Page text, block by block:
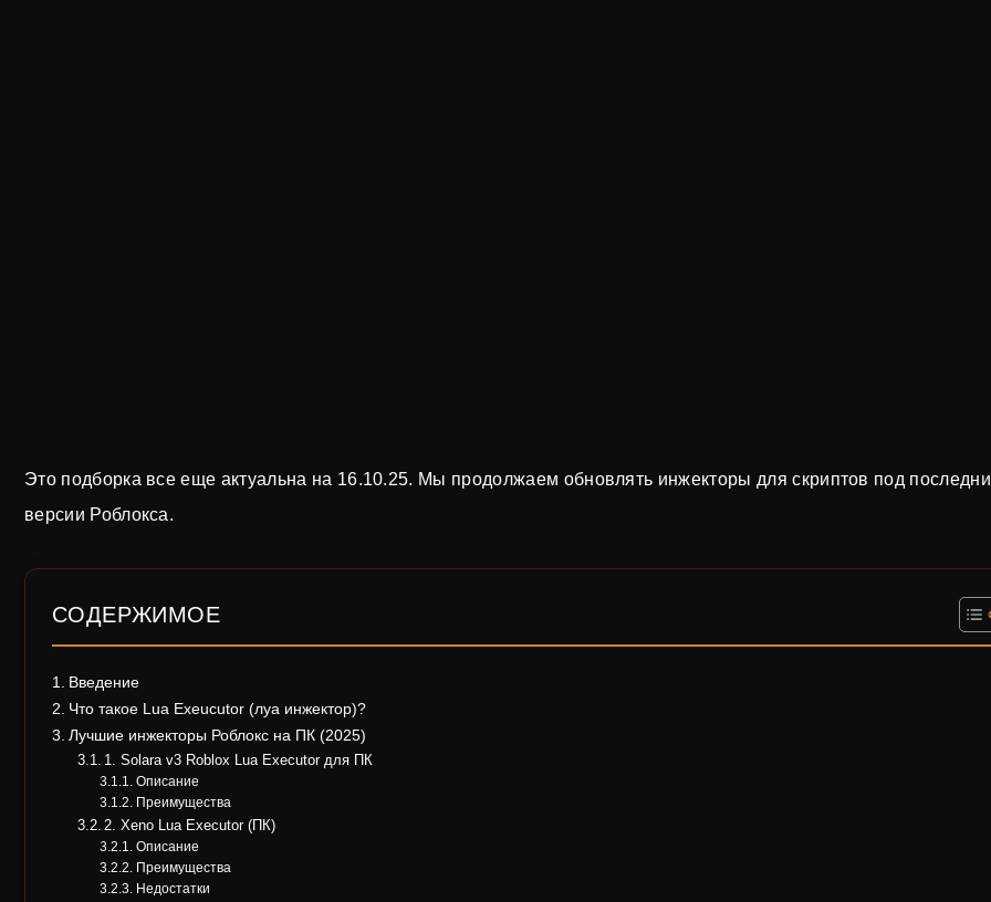
Это подборка все еще актуальна на 16.10.25. Мы продолжаем обновлять инжекторы для скриптов под
версии Роблокса.
СОДЕРЖИМОЕ
Введение
Что такое Lua Exeucutor (луа инжектор)?
Лучшие инжекторы Роблокс на ПК (2025)
1. Solara v3 Roblox Lua Executor для ПК
Описание
Преимущества
2. Xeno Lua Executor (ПК)
Описание
Преимущества
Недостатки